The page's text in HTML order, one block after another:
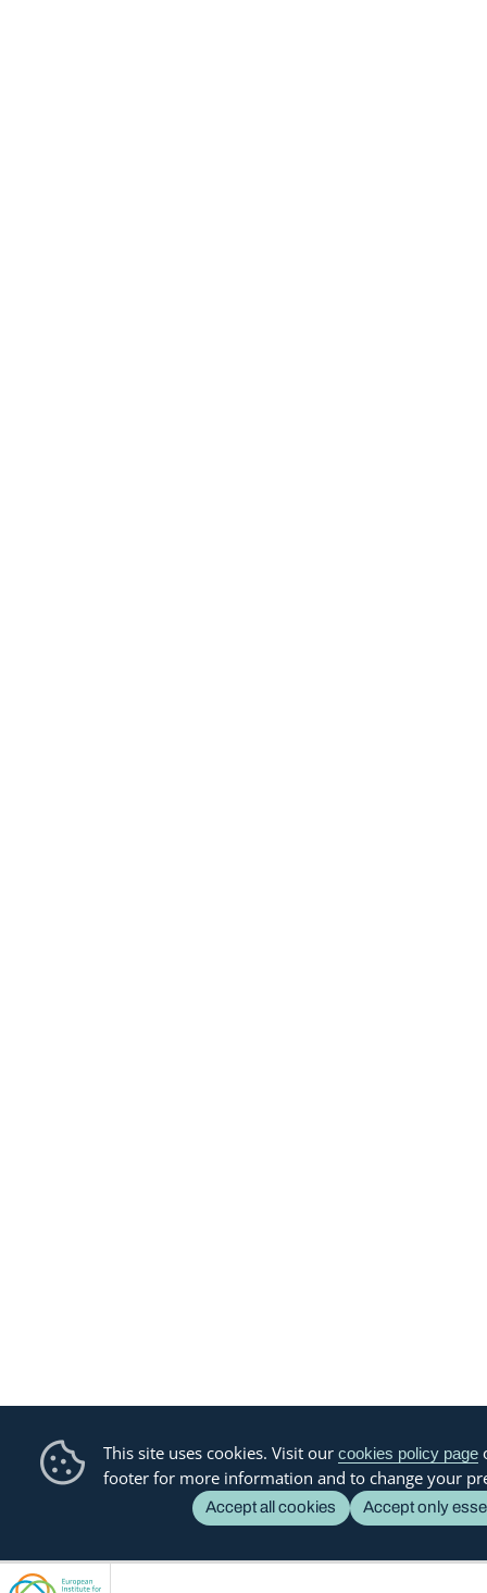
This site uses cookies. Visit our cookies policy page
footer for more information and to change your
Accept all cookies Accept only